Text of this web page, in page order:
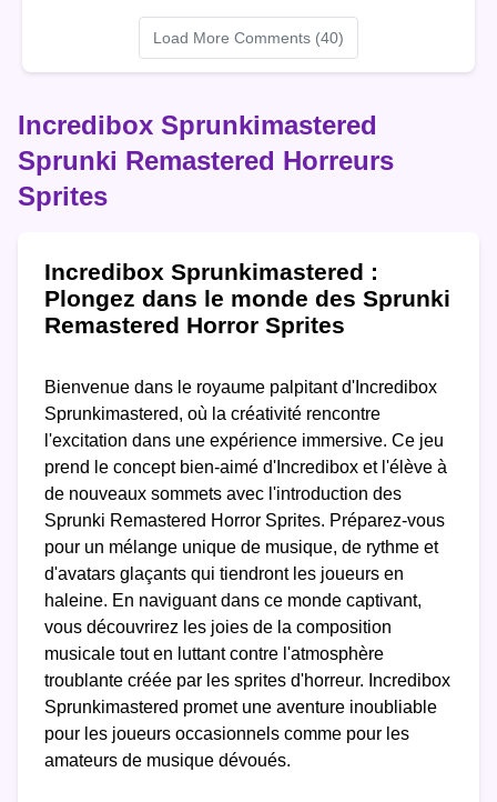
Load More Comments (40)
Incredibox Sprunkimastered
Sprunki Remastered Horreurs
Sprites
Incredibox Sprunkimastered :
Plongez dans le monde des Sprunki
Remastered Horror Sprites
Bienvenue dans le royaume palpitant d'Incredibox
Sprunkimastered, où la créativité rencontre
l'excitation dans une expérience immersive. Ce jeu
prend le concept bien-aimé d'Incredibox et l'élève à
de nouveaux sommets avec l'introduction des
Sprunki Remastered Horror Sprites. Préparez-vous
pour un mélange unique de musique, de rythme et
d'avatars glaçants qui tiendront les joueurs en
haleine. En naviguant dans ce monde captivant,
vous découvrirez les joies de la composition
musicale tout en luttant contre l'atmosphère
troublante créée par les sprites d'horreur. Incredibox
Sprunkimastered promet une aventure inoubliable
pour les joueurs occasionnels comme pour les
amateurs de musique dévoués.